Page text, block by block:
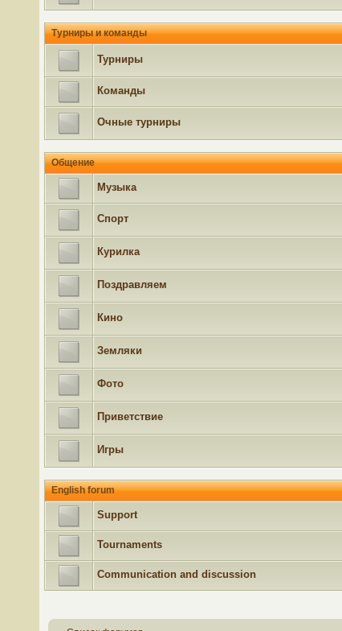
Турниры и команды
Турниры
Команды
Очные турниры
Общение
Музыка
Спорт
Курилка
Поздравляем
Кино
Земляки
Фото
Приветствие
Игры
English forum
Support
Tournaments
Communication and discussion